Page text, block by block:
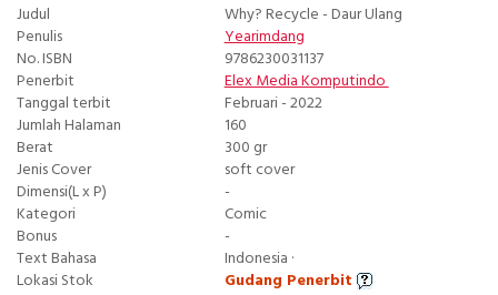
Judul
Why? Recycle - Daur Ulang
Penulis
Yearimdang
No. ISBN
9786230031137
Penerbit
Elex Media Komputindo
Tanggal terbit
Februari - 2022
Jumlah Halaman
160
Berat
300 gr
Jenis Cover
soft cover
Dimensi(L x P)
-
Kategori
Comic
Bonus
-
Text Bahasa
Indonesia ·
Lokasi Stok
Gudang Penerbit